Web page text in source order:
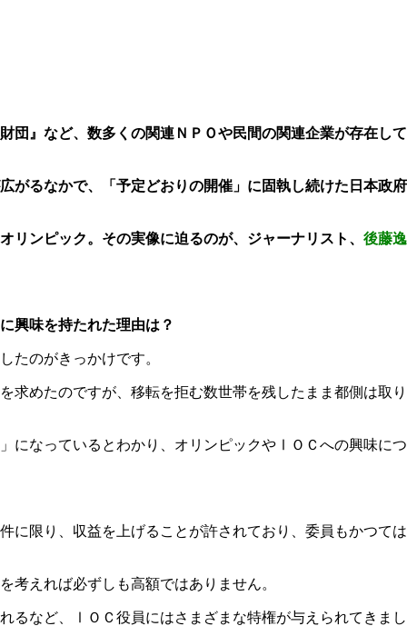
団』など、数多くの関連ＮＰＯや民間の関連企業が存在して
がるなかで、「予定どおりの開催」に固執し続けた日本政府
ンピック。その実像に迫るのが、ジャーナリスト、 後藤逸
興味を持たれた理由は？
のがきっかけです。
求めたのですが、移転を拒む数世帯を残したまま都側は取り
になっているとわかり、オリンピックやⅠＯＣへの興味につ
限り、収益を上げることが許されており、委員もかつては
えれば必ずしも高額ではありません。
るなど、ⅠＯＣ役員にはさまざまな特権が与えられてきまし